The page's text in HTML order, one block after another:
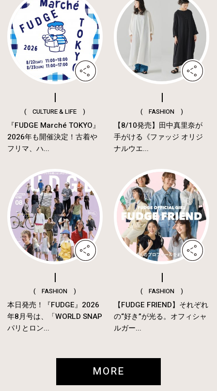
( CULTURE & LIFE )
『FUDGE Marché TOKYO』
2026年も開催決定！古着や
フリマ、ハ...
( FASHION )
【8/10発売】田中真里奈が
手がける《ファッジ オリジ
ナルウエ...
( FASHION )
本日発売！『FUDGE』2026
年8月号は、「WORLD SNAP
パリとロン...
( FASHION )
【FUDGE FRIEND】それぞれ
の“好き”が光る。オフィシャ
ルガー...
MORE